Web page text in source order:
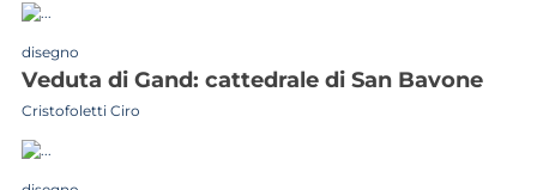
disegno
veduta di Gand: cattedrale di San Bavone
Cristofoletti Ciro